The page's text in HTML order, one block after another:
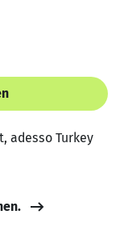
adesso Turkey